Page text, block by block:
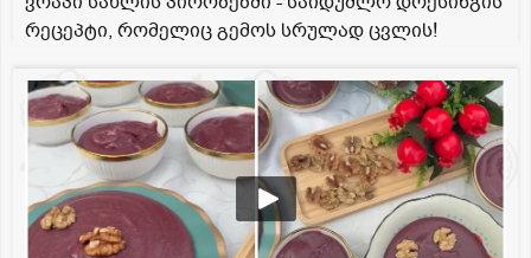
რეცეპტი, რომელიც გემოს სრულად ცვლის!